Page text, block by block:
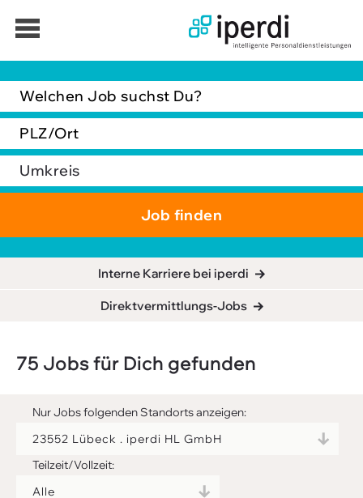
Interne Karriere bei iperdi
Direktvermittlungs-Jobs
75 Jobs für Dich gefunden
Nur Jobs folgenden Standorts anzeigen:
Teilzeit/Vollzeit:
Unternehmen
AGB
News
Suche